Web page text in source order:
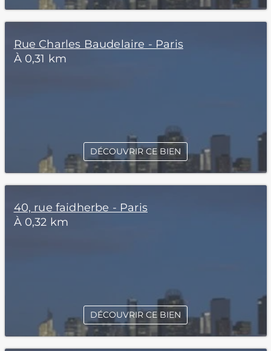
Rue Charles Baudelaire - Paris
À 0,31 km
DÉCOUVRIR CE BIEN
40, rue faidherbe - Paris
À 0,32 km
DÉCOUVRIR CE BIEN